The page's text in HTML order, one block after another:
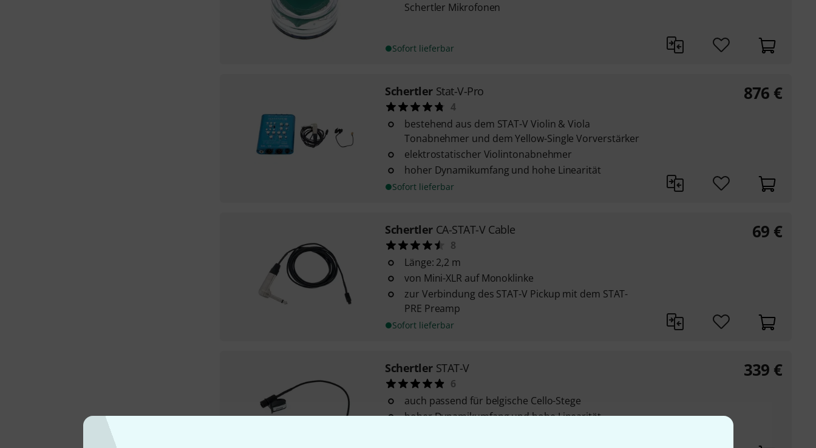
Schertler Mikrofonen
Sofort lieferbar
Schertler Stat-V-Pro
4
bestehend aus dem STAT-V Violin & Viola
Tonabnehmer und dem Yellow-Single Vorverstärker
elektrostatischer Violintonabnehmer
hoher Dynamikumfang und hohe Linearität
Sofort lieferbar
876 €
Schertler CA-STAT-V Cable
8
Länge: 2,2 m
von Mini-XLR auf Monoklinke
zur Verbindung des STAT-V Pickup mit dem STAT-
PRE Preamp
Sofort lieferbar
69 €
Schertler STAT-V
6
auch passend für belgische Cello-Stege
hoher Dynamikumfang und hohe Linearität
339 €